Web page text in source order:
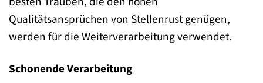
Qualitätsansprüchen von Stellenrust genügen,
werden für die Weiterverarbeitung verwendet.
Schonende Verarbeitung